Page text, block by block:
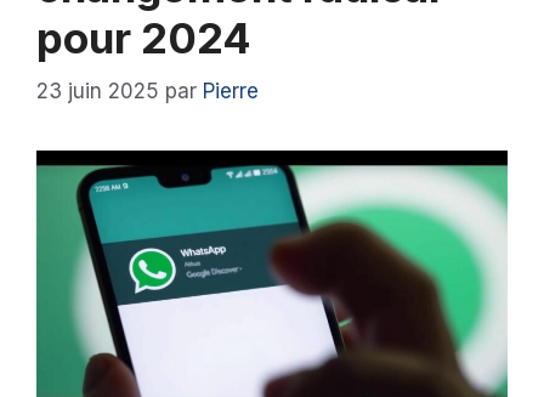
pour 2024
23 juin 2025 par Pierre